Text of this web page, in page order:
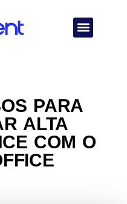
PARA
ALTA
COM O